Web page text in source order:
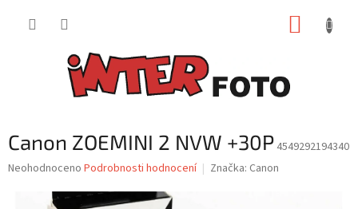
Canon ZOEMINI 2 NVW +30P 4549292194340
Průměrné
produktu
Neohodnoceno Podrobnosti hodnocení Značka: Canon